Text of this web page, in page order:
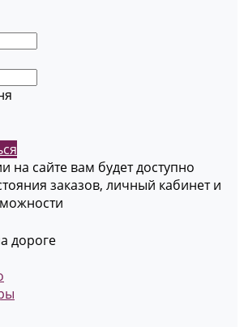
на сайте вам будет доступно
заказов, личный кабинет и
дороге